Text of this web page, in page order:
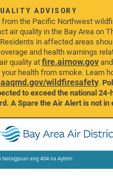
ADVISORY
from the Pacific Northwest
air quality in the Bay Area on
in affected areas
and health warnings
quality atfire.airnow.gov
health from smoke. Learn
wildfiresafety.
to exceed the national 24-
A Spare the Air Alert is not in
Natagpuan ang 404 na Aytem